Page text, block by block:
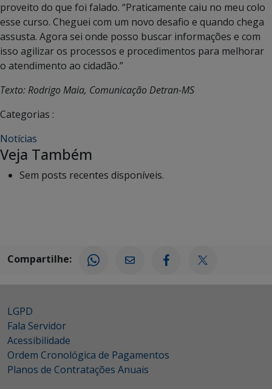
proveito do que foi falado. “Praticamente caiu no meu colo
esse curso. Cheguei com um novo desafio e quando chega
assusta. Agora sei onde posso buscar informações e com
isso agilizar os processos e procedimentos para melhorar
o atendimento ao cidadão.”
Texto: Rodrigo Maia, Comunicação Detran-MS
Categorias :
Notícias
Veja Também
Sem posts recentes disponíveis.
Compartilhe:
LGPD
Fala Servidor
Acessibilidade
Ordem Cronológica de Pagamentos
Planos de Contratações Anuais